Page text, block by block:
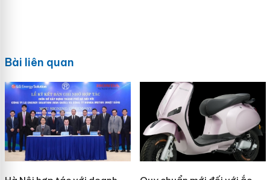
Bài liên quan